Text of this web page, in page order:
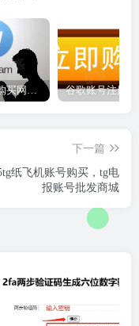
下一篇
纸飞机账号购买，tg电
报账号批发商城